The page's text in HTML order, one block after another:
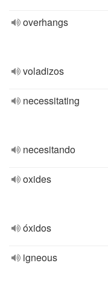
overhangs
voladizos
necessitating
necesitando
oxides
óxidos
igneous